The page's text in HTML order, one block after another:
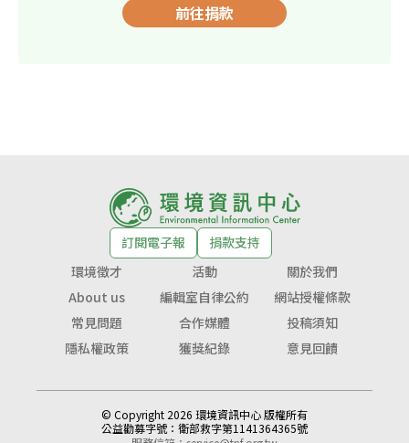
前往捐款
訂閱電子報
捐款支持
環境徵才
活動
關於我們
About us
編輯室自律公約
網站授權條款
常見問題
合作媒體
投稿須知
隱私權政策
獲獎紀錄 意見回饋
© Copyright 2026 環境資訊中心 版權所有
公益勸募字號： 衛部救字第1141364365號